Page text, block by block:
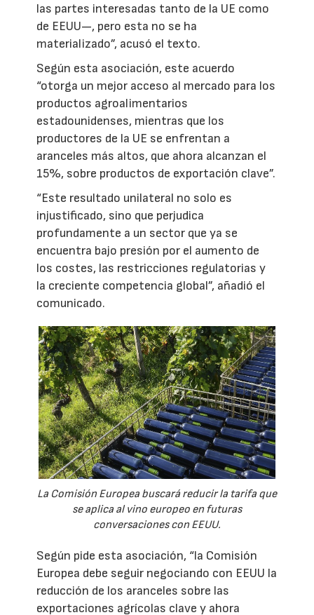
las partes interesadas tanto de la UE como
de EEUU—, pero esta no se ha
materializado”, acusó el texto.
Según esta asociación, este acuerdo
“otorga un mejor acceso al mercado para los
productos agroalimentarios
estadounidenses, mientras que los
productores de la UE se enfrentan a
aranceles más altos, que ahora alcanzan el
15%, sobre productos de exportación clave”.
“Este resultado unilateral no solo es
injustificado, sino que perjudica
profundamente a un sector que ya se
encuentra bajo presión por el aumento de
los costes, las restricciones regulatorias y
la creciente competencia global”, añadió el
comunicado.
La Comisión Europea buscará reducir la tarifa que
se aplica al vino europeo en futuras
conversaciones con EEUU.
Según pide esta asociación, “la Comisión
Europea debe seguir negociando con EEUU la
reducción de los aranceles sobre las
exportaciones agrícolas clave y ahora